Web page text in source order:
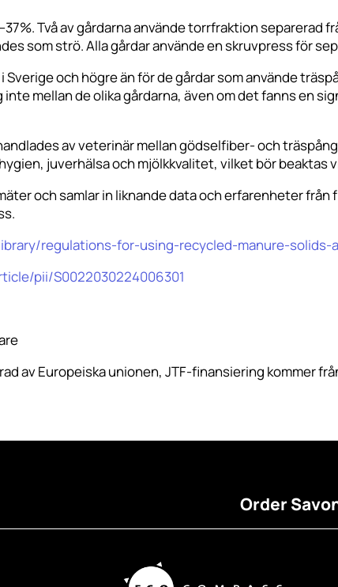
Två av gårdarna använde torrfraktion separerad
som strö. Alla gårdar använde en skruvpress för
och högre än för de gårdar som använde
mellan de olika gårdarna, även om det fanns en
av veterinär mellan gödselfiber- och
juverhälsa och mjölkkvalitet, vilket bör beaktas
och samlar in liknande data och erfarenheter från
regulations-for-using-recycled-manure-
pii/S0022030224006301
av Europeiska unionen, JTF-finansiering kommer
Order